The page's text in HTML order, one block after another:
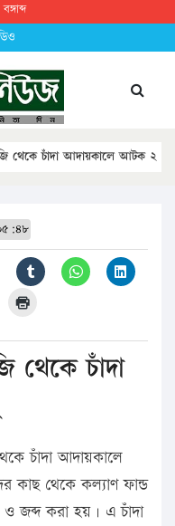
থেকে চাঁদা আদায়কালে আটক ২
থেকে চাঁদা
চাঁদা আদায়কালে
থেকে কল্যাণ ফান্ড
ও জব্দ করা হয়। এ চাঁদা